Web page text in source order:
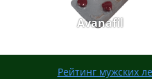
Avanafil
Рейтинг мужских